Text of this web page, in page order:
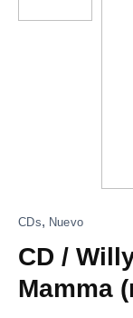
CDs, Nuevo
CD /
Mamma
(remasterizado)